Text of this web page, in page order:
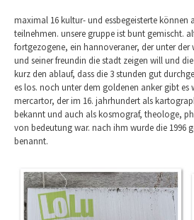
maximal 16 kultur- und essbegeisterte können
teilnehmen. unsere gruppe ist bunt gemischt.
fortgezogene, ein hannoveraner, der unter
und seiner freundin die stadt zeigen will und
kurz den ablauf, dass die 3 stunden gut
es los. noch unter dem goldenen anker gibt es
mercartor, der im 16. jahrhundert als
bekannt und auch als kosmograf, theologe,
von bedeutung war. nach ihm wurde die 1996
benannt.